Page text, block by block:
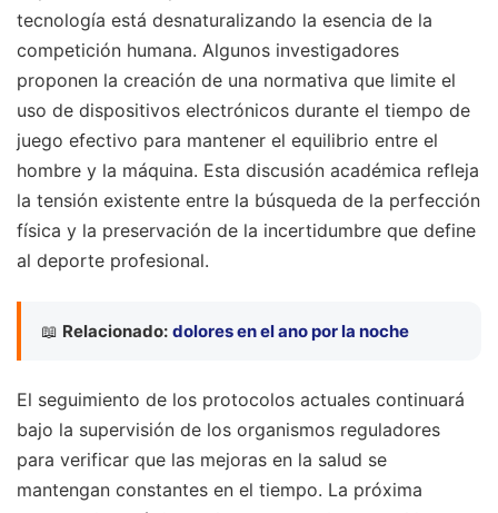
tecnología está desnaturalizando la esencia de la
competición humana. Algunos investigadores
proponen la creación de una normativa que limite el
uso de dispositivos electrónicos durante el tiempo de
juego efectivo para mantener el equilibrio entre el
hombre y la máquina. Esta discusión académica refleja
la tensión existente entre la búsqueda de la perfección
física y la preservación de la incertidumbre que define
al deporte profesional.
📖 Relacionado: dolores en el ano por la noche
El seguimiento de los protocolos actuales continuará
bajo la supervisión de los organismos reguladores
para verificar que las mejoras en la salud se
mantengan constantes en el tiempo. La próxima